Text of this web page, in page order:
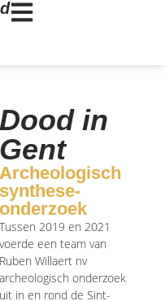
Dood in
Gent
Archeologisch
synthese-
onderzoek
Tussen 2019 en 2021
voerde een team van
Ruben Willaert nv
archeologisch onderzoek
uit in en rond de Sint-